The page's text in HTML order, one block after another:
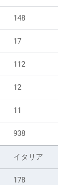
148
17
112
12
11
938
イタリア
178